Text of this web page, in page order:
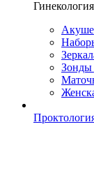
Гинекология
Зонды